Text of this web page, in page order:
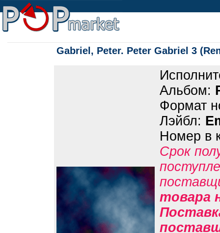
Gabriel, Peter. Peter Gabriel 3
Альбом:
Формат
Лэйбл:
Номер в
Срок
товара